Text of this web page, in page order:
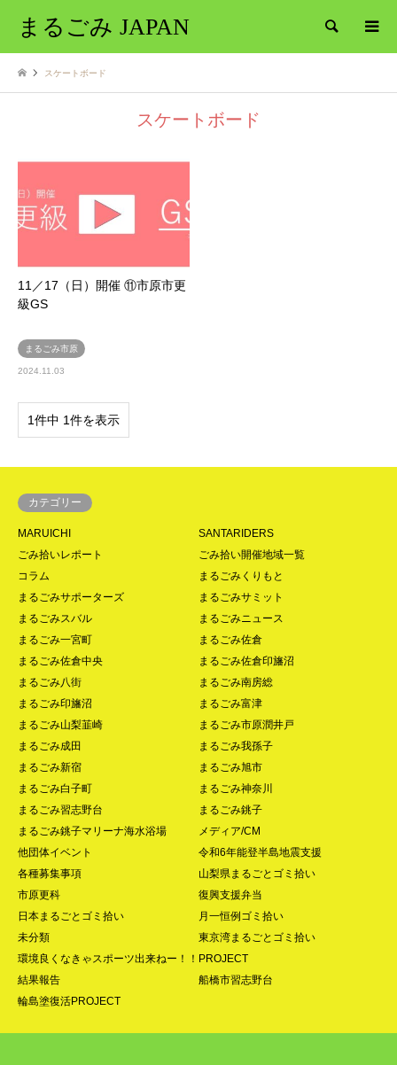
まるごみ JAPAN 検索
スケートボード
スケートボード
11／17（日）開催 ⑪市原市更
級GS
まるごみ市原
2024.11.03
1件中 1件を表示
カテゴリー
MARUICHI
SANTARIDERS
ごみ拾いレポート
ごみ拾い開催地域一覧
コラム
まるごみくりもと
まるごみサポーターズ
まるごみサミット
まるごみスバル
まるごみニュース
まるごみ一宮町
まるごみ佐倉
まるごみ佐倉中央
まるごみ佐倉印旛沼
まるごみ八街
まるごみ南房総
まるごみ印旛沼
まるごみ富津
まるごみ山梨韮崎
まるごみ市原潤井戸
まるごみ成田
まるごみ我孫子
まるごみ新宿
まるごみ旭市
まるごみ白子町
まるごみ神奈川
まるごみ習志野台
まるごみ銚子
まるごみ銚子マリーナ海水浴場
メディア/CM
他団体イベント
令和6年能登半島地震支援
各種募集事項
山梨県まるごとゴミ拾い
市原更科
復興支援弁当
日本まるごとゴミ拾い
月一恒例ゴミ拾い
未分類
東京湾まるごとゴミ拾い
環境良くなきゃスポーツ出来ねー！！PROJECT
結果報告
船橋市習志野台
輪島塗復活PROJECT